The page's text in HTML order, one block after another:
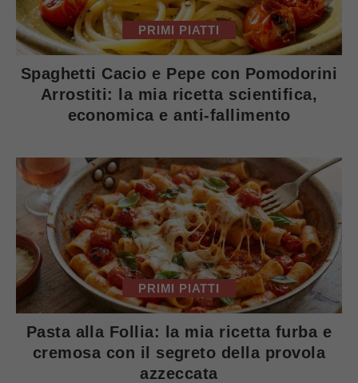
PRIMI PIATTI
Spaghetti Cacio e Pepe con Pomodorini
Arrostiti: la mia ricetta scientifica,
economica e anti-fallimento
PRIMI PIATTI
Pasta alla Follia: la mia ricetta furba e
cremosa con il segreto della provola
azzeccata